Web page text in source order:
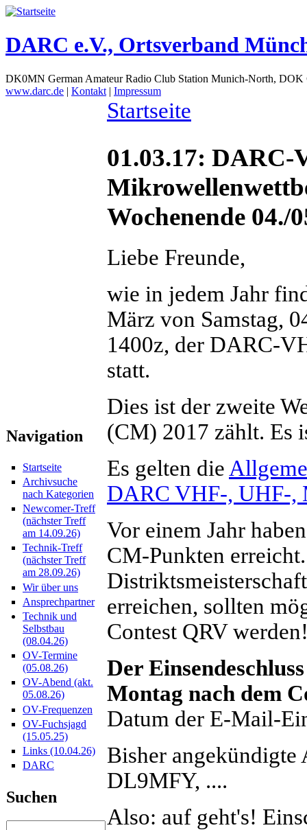
DARC e.V., Ortsverband
DK0MN German Amateur Radio Club Station Munich-North,
www.darc.de | Kontakt | Impressum
Navigation
Startseite
Archivsuche
nach Kategorien
Newcomer-Treff
(nächster Treff
am 14.09.26)
Technik-Treff
(nächster Treff
am 28.09.26)
Wir über uns
Ansprechpartner
Technik und
Selbstbau
(08.04.26)
OV-Termine
(05.08.26)
OV-Abend (akt.
05.08.26)
OV-Frequenzen
OV-Fuchsjagd
(15.05.25)
Links (10.04.26)
DARC
Suchen
Startseite
01.03.17:
Wochenende 04./
Liebe Freunde,
wie in jedem Jahr
März von Samstag,
1400z, der DARC-
statt.
Dies ist der zweite
(CM) 2017 zählt. Es
Es gelten die
DARC VHF-, UHF-,
Vor einem Jahr
CM-Punkten
erreichen, sollten
Contest QRV
Der
Montag nach dem
Datum der E-Mail-
Bisher
DL9MFY, ....
Also: auf geht's!